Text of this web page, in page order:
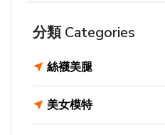
分類 Categories
絲襪美腿
美女模特